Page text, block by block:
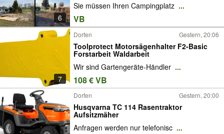
6
Sie müssen Ihren Campingplatz ...
VB
7
Dorfen Gestern, 20:06
Toolprotect Motorsägenhalter F2-Basic
Forstarbeit Waldarbeit
Wir sind Gartengeräte-Händler ...
108 € VB
Dorfen Gestern, 20:00
Husqvarna TC 114 Rasentraktor
Aufsitzmäher
Anfragen werden nur telefonisc ...